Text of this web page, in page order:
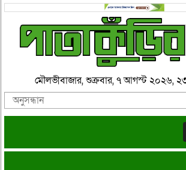
মৌলভীবাজার, শুক্রবার, ৭ আগস্ট ২০২৬,